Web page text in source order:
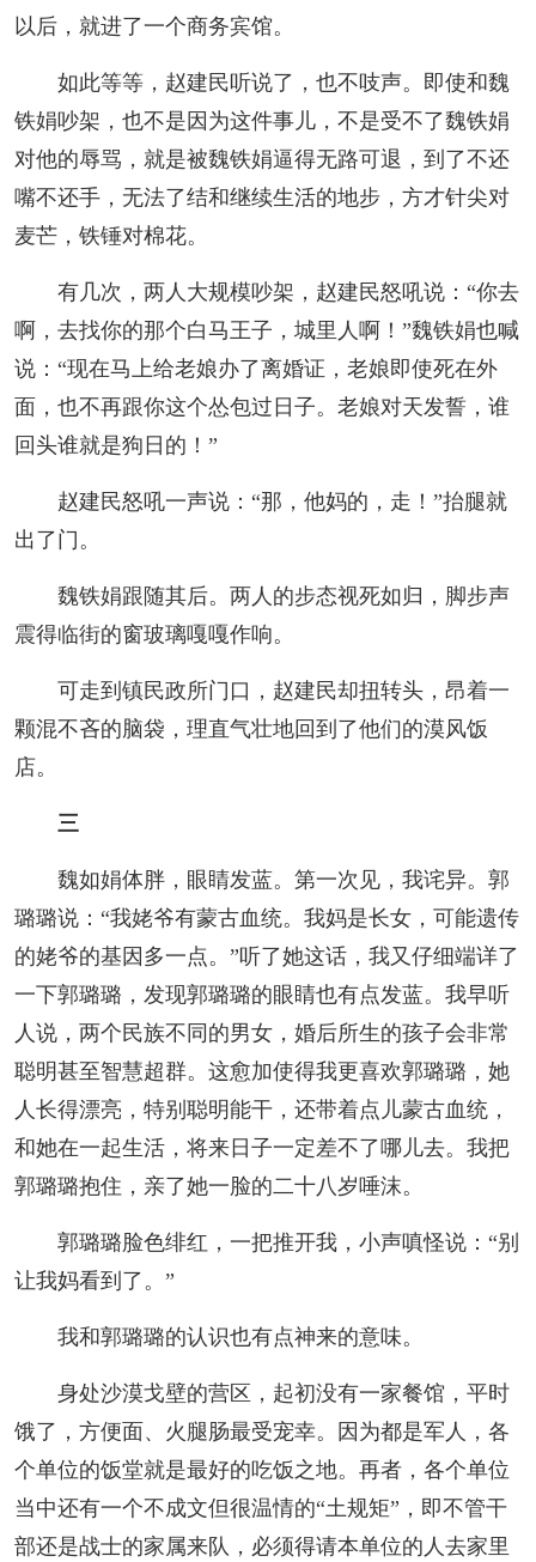
以后，就进了一个商务宾馆。
如此等等，赵建民听说了，也不吱声。即使和魏
铁娟吵架，也不是因为这件事儿，不是受不了魏铁娟
对他的辱骂，就是被魏铁娟逼得无路可退，到了不还
嘴不还手，无法了结和继续生活的地步，方才针尖对
麦芒，铁锤对棉花。
有几次，两人大规模吵架，赵建民怒吼说：“你去
啊，去找你的那个白马王子，城里人啊！”魏铁娟也喊
说：“现在马上给老娘办了离婚证，老娘即使死在外
面，也不再跟你这个怂包过日子。老娘对天发誓，谁
回头谁就是狗日的！”
赵建民怒吼一声说：“那，他妈的，走！”抬腿就
出了门。
魏铁娟跟随其后。两人的步态视死如归，脚步声
震得临街的窗玻璃嘎嘎作响。
可走到镇民政所门口，赵建民却扭转头，昂着一
颗混不吝的脑袋，理直气壮地回到了他们的漠风饭
店。
三
魏如娟体胖，眼睛发蓝。第一次见，我诧异。郭
璐璐说：“我姥爷有蒙古血统。我妈是长女，可能遗传
的姥爷的基因多一点。”听了她这话，我又仔细端详了
一下郭璐璐，发现郭璐璐的眼睛也有点发蓝。我早听
人说，两个民族不同的男女，婚后所生的孩子会非常
聪明甚至智慧超群。这愈加使得我更喜欢郭璐璐，她
人长得漂亮，特别聪明能干，还带着点儿蒙古血统，
和她在一起生活，将来日子一定差不了哪儿去。我把
郭璐璐抱住，亲了她一脸的二十八岁唾沫。
郭璐璐脸色绯红，一把推开我，小声嗔怪说：“别
让我妈看到了。”
我和郭璐璐的认识也有点神来的意味。
身处沙漠戈壁的营区，起初没有一家餐馆，平时
饿了，方便面、火腿肠最受宠幸。因为都是军人，各
个单位的饭堂就是最好的吃饭之地。再者，各个单位
当中还有一个不成文但很温情的“土规矩”，即不管干
部还是战士的家属来队，必须得请本单位的人去家里